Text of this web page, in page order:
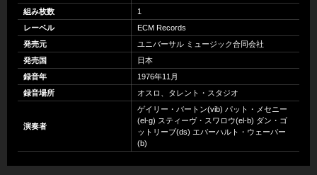
組み枚数
1
レーベル
ECM Records
発売元
ユニバーサル ミュージック合同会社
発売国
日本
録音年
1976年11月
録音場所
オスロ、タレント・スタジオ
演奏者
ゲイリー・バートン(vib) パット・メセニー
(el-g) スティーヴ・スワロウ(el-b) ダン・ゴ
ットリーブ(ds) エバーハルト・ウェーバー
(b)